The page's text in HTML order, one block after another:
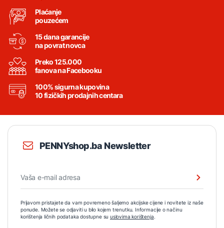
Plaćanje
pouzećem
15 dana garancije
na povrat novca
Preko 125.000
fanova na Facebooku
100% sigurna kupovina
10 fizičkih prodajnih centara
PENNYshop.ba Newsletter
Prijavom pristajete da vam povremeno šaljemo akcijske cijene i novitete iz naše
ponude. Možete se odjaviti u bilo kojem trenutku. Informacije o načinu
korištenja ličnih podataka dostupne su uslovima korištenja.